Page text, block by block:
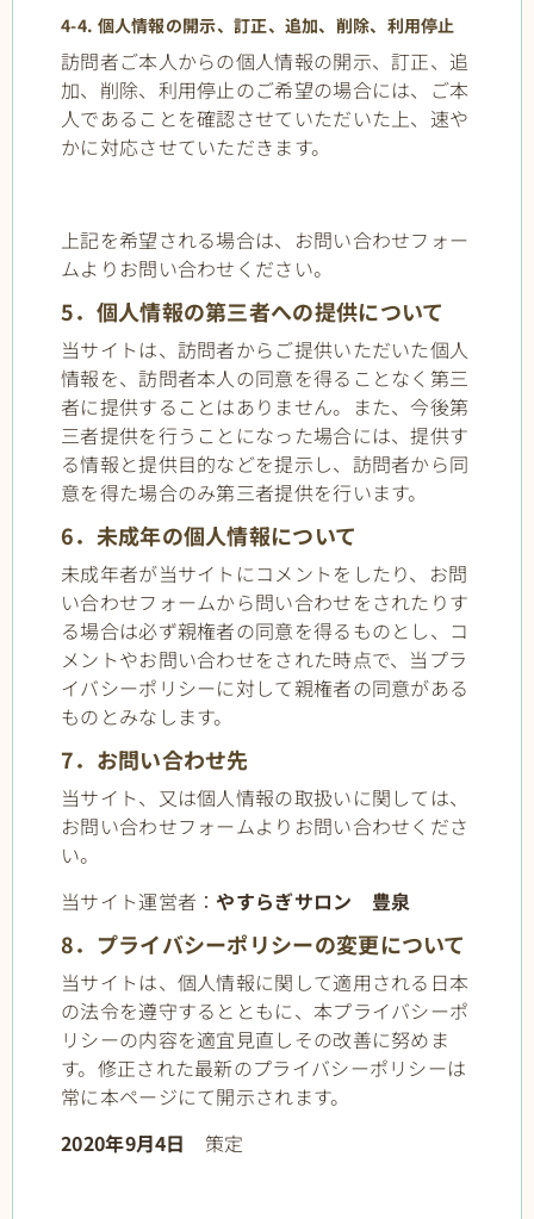
4-4. 個人情報の開示、訂正、追加、削除、利用停止
訪問者ご本人からの個人情報の開示、訂正、追
加、削除、利用停止のご希望の場合には、ご本
人であることを確認させていただいた上、速や
かに対応させていただきます。
上記を希望される場合は、お問い合わせフォー
ムよりお問い合わせください。
5．個人情報の第三者への提供について
当サイトは、訪問者からご提供いただいた個人
情報を、訪問者本人の同意を得ることなく第三
者に提供することはありません。また、今後第
三者提供を行うことになった場合には、提供す
る情報と提供目的などを提示し、訪問者から同
意を得た場合のみ第三者提供を行います。
6．未成年の個人情報について
未成年者が当サイトにコメントをしたり、お問
い合わせフォームから問い合わせをされたりす
る場合は必ず親権者の同意を得るものとし、コ
メントやお問い合わせをされた時点で、当プラ
イバシーポリシーに対して親権者の同意がある
ものとみなします。
7．お問い合わせ先
当サイト、又は個人情報の取扱いに関しては、
お問い合わせフォームよりお問い合わせくださ
い。
当サイト運営者： やすらぎサロン 豊泉
8．プライバシーポリシーの変更について
当サイトは、個人情報に関して適用される日本
の法令を遵守するとともに、本プライバシーポ
リシーの内容を適宜見直しその改善に努めま
す。修正された最新のプライバシーポリシーは
常に本ページにて開示されます。
2020年9月4日
策定